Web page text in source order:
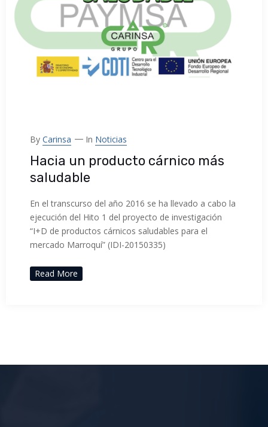
By Carinsa In Noticias
Hacia un producto cárnico más
saludable
En el transcurso del año 2016 se ha llevado a cabo la
ejecución del Hito 1 del proyecto de investigación
“I+D de productos cárnicos saludables para el
mercado Marroquí” (IDI-20150335)
Read More